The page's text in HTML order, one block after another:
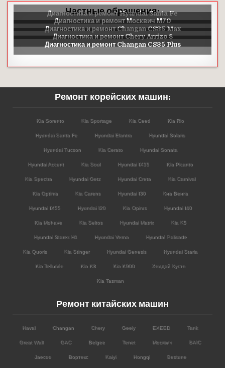
Частные обращения:
Ремонт корейских машин:
Kia Sorento Kia Sportage Kia Ceed Kia Rio
Hyundai Santa Fe Hyundai Elantra Hyundai Solaris
Hyundai Tucson Kia Cerato Hyundai Sonata
Hyundai Accent Kia Soul Hyundai IX35 Kia Picanto
Kia Spectra Hyundai Getz Hyundai Creta Kia Carnival
Kia Optima Kia Carens Hyundai I30 Киа Венга
Hyundai IX55 Hyundai I20 Kia Opirus Hyundai I40
Kia Mohave Kia Seltos Hyundai Matrix Kia K5
Hyundai Starex H1 Hyundai Verna HyundaI Palisade
Kia Quoris Kia Stinger Hyundai Genesis Hyundai Staria
Kia Telluride Kia K8 Kia K900 Хендай Кусто
Kia Tasman
Ремонт китайских машин
Haval Changan Chery Geely EXEED Tank
Great Wall GAC Belgee Tenet Москвич BAIC
Jaecoo Вортекс Kaiyi Hongqi Bestune